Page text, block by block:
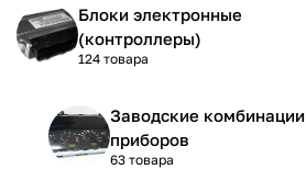
Блоки электронные
(контроллеры)
124 товара
Заводские комбинации
приборов
63 товара